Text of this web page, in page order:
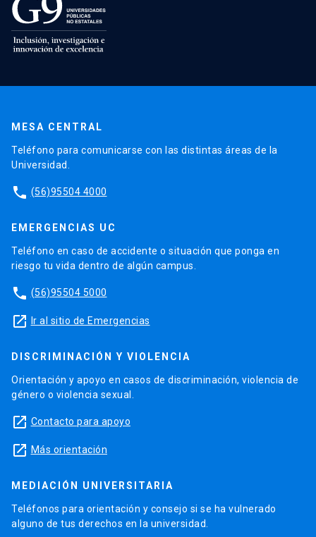
MESA CENTRAL
Teléfono para comunicarse con las distintas áreas de la
Universidad.
phone (56)95504 4000
EMERGENCIAS UC
Teléfono en caso de accidente o situación que ponga en
riesgo tu vida dentro de algún campus.
phone (56)95504 5000
launch Ir al sitio de Emergencias
DISCRIMINACIÓN Y VIOLENCIA
Orientación y apoyo en casos de discriminación, violencia de
género o violencia sexual.
launch Contacto para apoyo
launch Más orientación
MEDIACIÓN UNIVERSITARIA
Teléfonos para orientación y consejo si se ha vulnerado
alguno de tus derechos en la universidad.